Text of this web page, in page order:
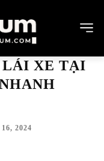
LÁI XE TẠI
2024